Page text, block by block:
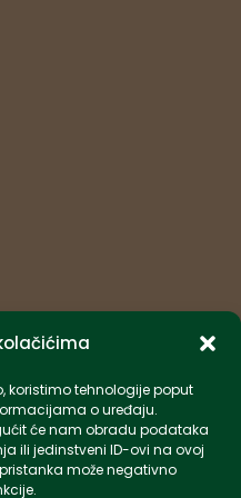
koristimo tehnologije poput
o uređaju.
će nam obradu podataka
ili jedinstveni ID-ovi na ovoj
može negativno